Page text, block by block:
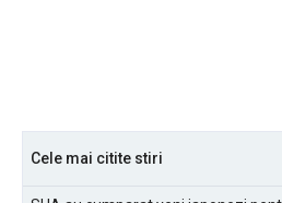
Cele mai citite stiri